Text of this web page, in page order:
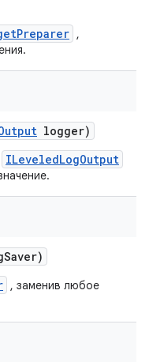
,
logger)
ILeveledLogOutput
Saver)
, заменив любое